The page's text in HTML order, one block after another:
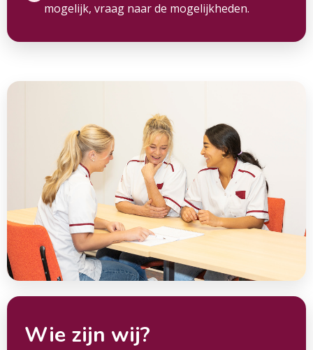
mogelijk, vraag naar de mogelijkheden.
Wie zijn wij?